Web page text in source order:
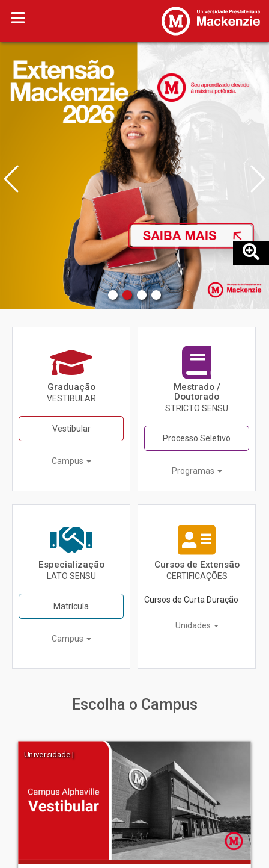
Graduação
VESTIBULAR
Vestibular
Campus
Mestrado /
Doutorado
STRICTO SENSU
Processo Seletivo
Programas
Especialização
LATO SENSU
Matrícula
Campus
Cursos de Extensão
CERTIFICAÇÕES
Cursos de Curta Duração
Unidades
Escolha o Campus
Universidade |